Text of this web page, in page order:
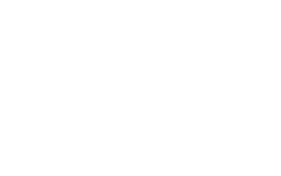
方々の作品をご紹介しております。 お気軽にお問い合わせ、ま